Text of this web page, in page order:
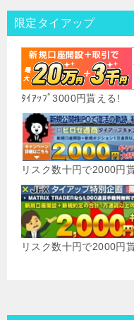
限定タイアップ
ﾀｲｱｯﾌﾟ3000円貰える!
リスク数十円で2000円
リスク数十円で2000円